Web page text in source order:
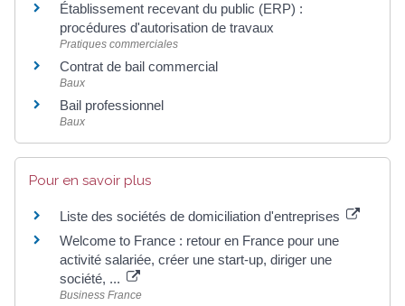
Établissement recevant du public (ERP) :
procédures d'autorisation de travaux
Pratiques commerciales
Contrat de bail commercial
Baux
Bail professionnel
Baux
Pour en savoir plus
Liste des sociétés de domiciliation d'entreprises
Welcome to France : retour en France pour une
activité salariée, créer une start-up, diriger une
société, ...
Business France